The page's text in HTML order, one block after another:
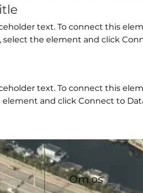
text. To connect this
select the element and click
text. To connect this
and click Connect to
Om os